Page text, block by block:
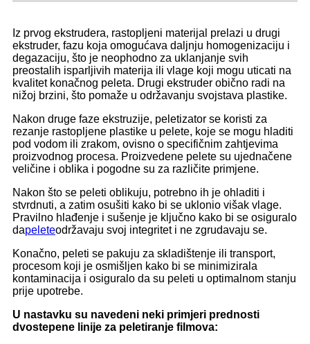
Iz prvog ekstrudera, rastopljeni materijal prelazi u drugi
ekstruder, fazu koja omogućava daljnju homogenizaciju i
degazaciju, što je neophodno za uklanjanje svih
preostalih isparljivih materija ili vlage koji mogu uticati na
kvalitet konačnog peleta. Drugi ekstruder obično radi na
nižoj brzini, što pomaže u održavanju svojstava plastike.
Nakon druge faze ekstruzije, peletizator se koristi za
rezanje rastopljene plastike u pelete, koje se mogu hladiti
pod vodom ili zrakom, ovisno o specifičnim zahtjevima
proizvodnog procesa. Proizvedene pelete su ujednačene
veličine i oblika i pogodne su za različite primjene.
Nakon što se peleti oblikuju, potrebno ih je ohladiti i
stvrdnuti, a zatim osušiti kako bi se uklonio višak vlage.
Pravilno hlađenje i sušenje je ključno kako bi se osiguralo
dapeleteodržavaju svoj integritet i ne zgrudavaju se.
Konačno, peleti se pakuju za skladištenje ili transport,
procesom koji je osmišljen kako bi se minimizirala
kontaminacija i osiguralo da su peleti u optimalnom stanju
prije upotrebe.
U nastavku su navedeni neki primjeri prednosti
dvostepene linije za peletiranje filmova: